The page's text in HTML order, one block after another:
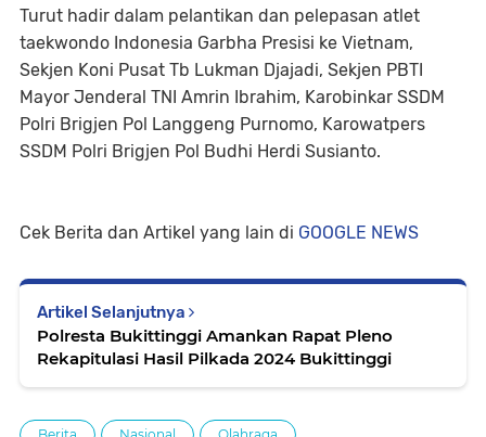
Turut hadir dalam pelantikan dan pelepasan atlet
taekwondo Indonesia Garbha Presisi ke Vietnam,
Sekjen Koni Pusat Tb Lukman Djajadi, Sekjen PBTI
Mayor Jenderal TNI Amrin Ibrahim, Karobinkar SSDM
Polri Brigjen Pol Langgeng Purnomo, Karowatpers
SSDM Polri Brigjen Pol Budhi Herdi Susianto.
Cek Berita dan Artikel yang lain di GOOGLE NEWS
Artikel Selanjutnya
Polresta Bukittinggi Amankan Rapat Pleno
Rekapitulasi Hasil Pilkada 2024 Bukittinggi